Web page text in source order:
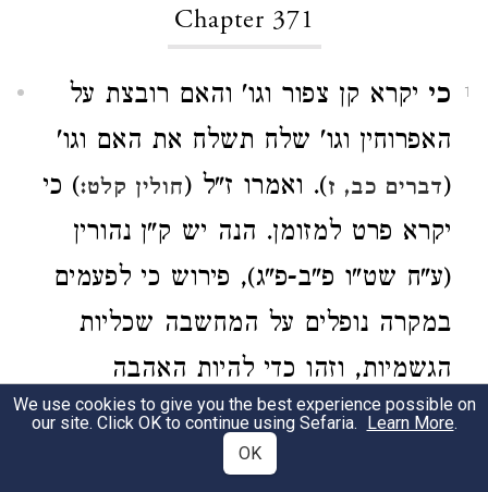
Chapter 371
1 כי יקרא קן צפור וגו' והאם רובצת על
האפרוחין וגו' שלח תשלח את האם וגו'
(דברים כב, ז). ואמרו ז"ל (חולין קלט:) כי
יקרא פרט למזומן. הנה יש ק"ן נהורין
(ע"ח שט"ו פ"ב-פ"ג), פירוש כי לפעמים
במקרה נופלים על המחשבה שכליות
הגשמיות, וזהו כדי להיות האהבה
נגדלת, ויבנה המדה, ואחר שנבנה פונה
אותה (להתענג) [להתענוג] אמיתי
We use cookies to give you the best experience possible on
our site. Click OK to continue using Sefaria. Learn More.
OK